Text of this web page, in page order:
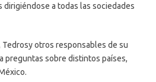
dirigiéndose a todas las sociedades
otros responsables de su
preguntas sobre distintos países,